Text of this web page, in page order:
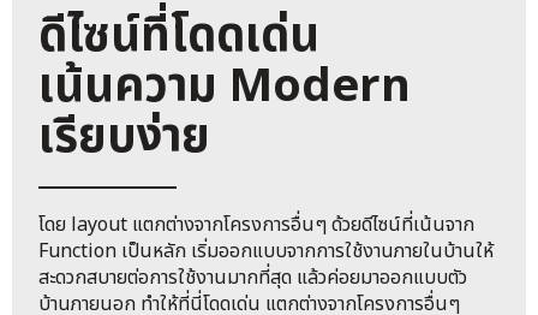
ดีไซน์ที่โดดเด่น
เน้นความ Modern
เรียบง่าย
โดย layout แตกต่างจากโครงการอื่นๆ ด้วยดีไซน์ที่เน้นจาก
Function เป็นหลัก เริ่มออกแบบจากการใช้งานภายในบ้านให้
สะดวกสบายต่อการใช้งานมากที่สุด แล้วค่อยมาออกแบบตัว
บ้านภายนอก ทำให้ที่นี่โดดเด่น แตกต่างจากโครงการอื่นๆ